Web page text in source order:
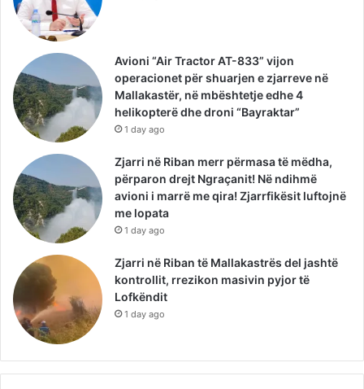
Avioni “Air Tractor AT-833” vijon
operacionet për shuarjen e zjarreve në
Mallakastër, në mbështetje edhe 4
helikopterë dhe droni “Bayraktar”
1 day ago
Zjarri në Riban merr përmasa të mëdha,
përparon drejt Ngraçanit! Në ndihmë
avioni i marrë me qira! Zjarrfikësit luftojnë
me lopata
1 day ago
Zjarri në Riban të Mallakastrës del jashtë
kontrollit, rrezikon masivin pyjor të
Lofkëndit
1 day ago